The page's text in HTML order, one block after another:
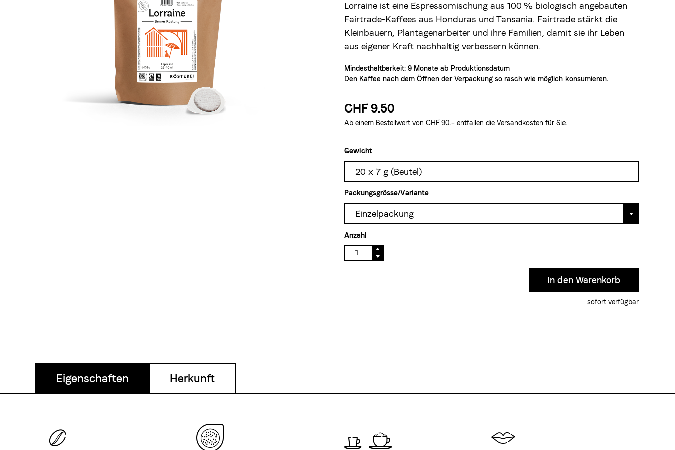
Lorraine ist eine Espressomischung aus 100 % biologisch angebauten
Fairtrade-Kaffees aus Honduras und Tansania. Fairtrade stärkt die
Kleinbauern, Plantagenarbeiter und ihre Familien, damit sie ihr Leben
aus eigener Kraft nachhaltig verbessern können.
Mindesthaltbarkeit: 9 Monate ab Produktionsdatum
Den Kaffee nach dem Öffnen der Verpackung so rasch wie möglich konsumieren.
CHF 9.50
Ab einem Bestellwert von CHF 90.– entfallen die Versandkosten für Sie.
Gewicht
20 x 7 g (Beutel)
Packungsgrösse/Variante
Einzelpackung
Anzahl
sofort verfügbar
Eigenschaften Herkunft